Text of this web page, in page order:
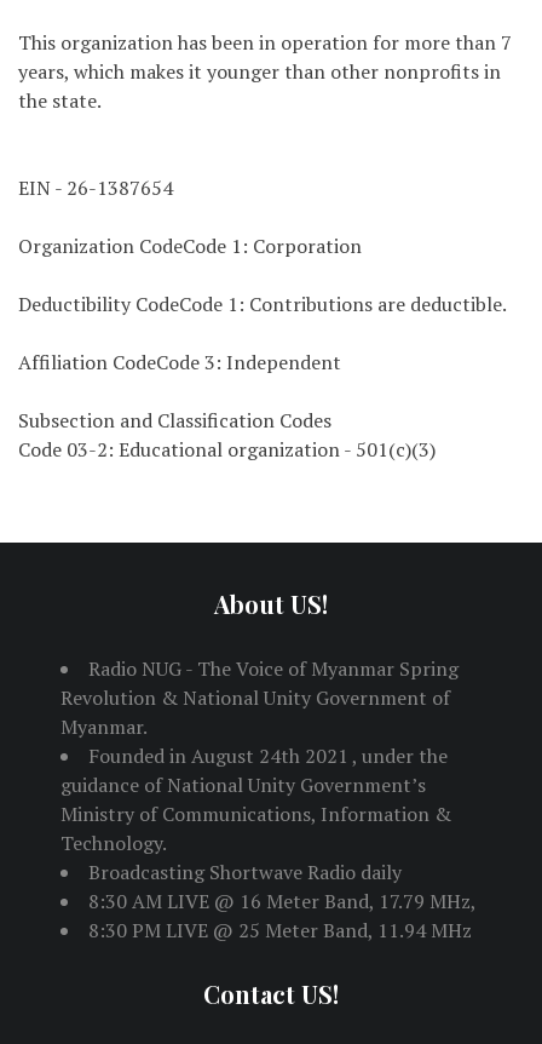
This organization has been in operation for more than 7
years, which makes it younger than other nonprofits in
the state.
EIN - 26-1387654
Organization CodeCode 1: Corporation
Deductibility CodeCode 1: Contributions are deductible.
Affiliation CodeCode 3: Independent
Subsection and Classification Codes
Code 03-2: Educational organization - 501(c)(3)
About US!
Radio NUG - The Voice of Myanmar Spring
Revolution & National Unity Government of
Myanmar.
Founded in August 24th 2021 , under the
guidance of National Unity Government’s
Ministry of Communications, Information &
Technology.
Broadcasting Shortwave Radio daily
8:30 AM LIVE @ 16 Meter Band, 17.79 MHz,
8:30 PM LIVE @ 25 Meter Band, 11.94 MHz
Contact US!